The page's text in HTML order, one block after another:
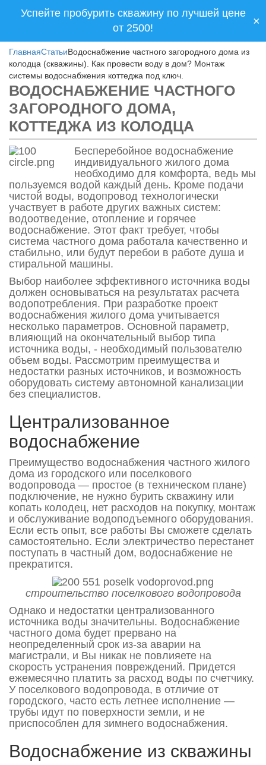
Успейте пробурить скважину по лучшей цене
от 2500!
×
ГлавнаяСтатьиВодоснабжение частного загородного дома из
колодца (скважины). Как провести воду в дом? Монтаж
системы водоснабжения коттеджа под ключ.
ВОДОСНАБЖЕНИЕ ЧАСТНОГО
ЗАГОРОДНОГО ДОМА,
КОТТЕДЖА ИЗ КОЛОДЦА
Бесперебойное водоснабжение
индивидуального жилого дома
необходимо для комфорта, ведь мы
пользуемся водой каждый день. Кроме подачи
чистой воды, водопровод технологически
участвует в работе других важных систем:
водоотведение, отопление и горячее
водоснабжение. Этот факт требует, чтобы
система частного дома работала качественно и
стабильно, или будут перебои в работе душа и
стиральной машины.
Выбор наиболее эффективного источника воды
должен основываться на результатах расчета
водопотребления. При разработке проект
водоснабжения жилого дома учитывается
несколько параметров. Основной параметр,
влияющий на окончательный выбор типа
источника воды, - необходимый пользователю
объем воды. Рассмотрим преимущества и
недостатки разных источников, и возможность
оборудовать систему автономной канализации
без специалистов.
Централизованное
водоснабжение
Преимущество водоснабжения частного жилого
дома из городского или поселкового
водопровода — простое (в техническом плане)
подключение, не нужно бурить скважину или
копать колодец, нет расходов на покупку, монтаж
и обслуживание водоподъемного оборудования.
Если есть опыт, все работы Вы сможете сделать
самостоятельно. Если электричество перестанет
поступать в частный дом, водоснабжение не
прекратится.
строительство поселкового водопровода
Однако и недостатки централизованного
источника воды значительны. Водоснабжение
частного дома будет прервано на
неопределенный срок из-за аварии на
магистрали, и Вы никак не повлияете на
скорость устранения повреждений. Придется
ежемесячно платить за расход воды по счетчику.
У поселкового водопровода, в отличие от
городского, часто есть летнее исполнение —
трубы идут по поверхности земли, и не
приспособлен для зимнего водоснабжения.
Водоснабжение из скважины